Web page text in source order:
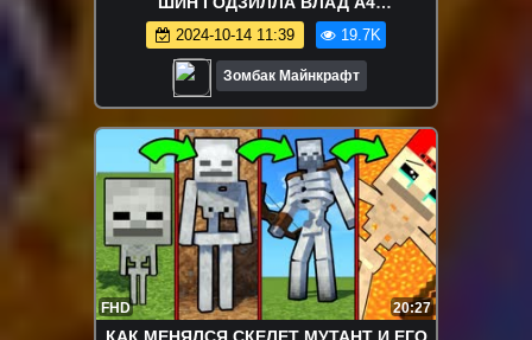
ГОЛОВОЛОМКА 2 МИМИМИШКИ В
МАЙНКРАФТ ЗОМБАК
2024-10-14 11:39 19.7K
Зомбак Майнкрафт
FHD 20:27